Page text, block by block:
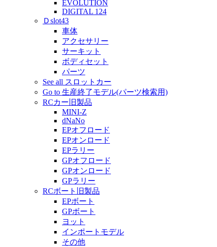
EVOLUTION
DIGITAL 124
Ｄslot43
車体
アクセサリー
サーキット
ボディセット
パーツ
See all スロットカー
Go to 生産終了モデル(パーツ検索用)
RCカー旧製品
MINI-Z
dNaNo
EPオフロード
EPオンロード
EPラリー
GPオフロード
GPオンロード
GPラリー
RCボート旧製品
EPボート
GPボート
ヨット
インポートモデル
その他